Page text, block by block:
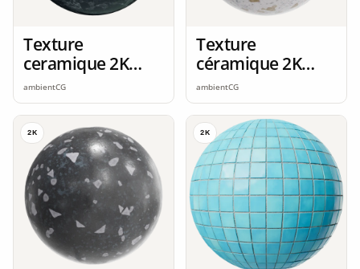
Texture
ceramique 2K
seamless
ambientCG
Texture
céramique 2K
seamless
ambientCG
2K 2K